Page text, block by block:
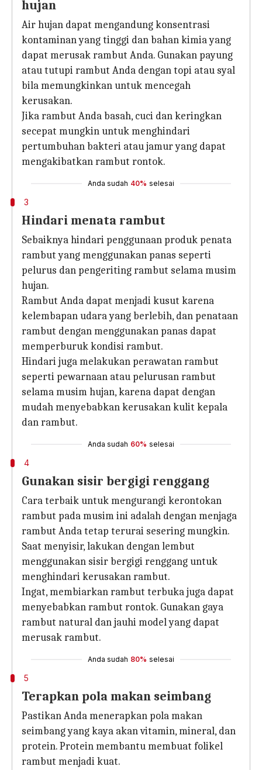
hujan
Air hujan dapat mengandung konsentrasi
kontaminan yang tinggi dan bahan kimia yang
dapat merusak rambut Anda. Gunakan payung
atau tutupi rambut Anda dengan topi atau syal
bila memungkinkan untuk mencegah
kerusakan.
Jika rambut Anda basah, cuci dan keringkan
secepat mungkin untuk menghindari
pertumbuhan bakteri atau jamur yang dapat
mengakibatkan rambut rontok.
Anda sudah 40% selesai
3
Hindari menata rambut
Sebaiknya hindari penggunaan produk penata
rambut yang menggunakan panas seperti
pelurus dan pengeriting rambut selama musim
hujan.
Rambut Anda dapat menjadi kusut karena
kelembapan udara yang berlebih, dan penataan
rambut dengan menggunakan panas dapat
memperburuk kondisi rambut.
Hindari juga melakukan perawatan rambut
seperti pewarnaan atau pelurusan rambut
selama musim hujan, karena dapat dengan
mudah menyebabkan kerusakan kulit kepala
dan rambut.
Anda sudah 60% selesai
4
Gunakan sisir bergigi renggang
Cara terbaik untuk mengurangi kerontokan
rambut pada musim ini adalah dengan menjaga
rambut Anda tetap terurai sesering mungkin.
Saat menyisir, lakukan dengan lembut
menggunakan sisir bergigi renggang untuk
menghindari kerusakan rambut.
Ingat, membiarkan rambut terbuka juga dapat
menyebabkan rambut rontok. Gunakan gaya
rambut natural dan jauhi model yang dapat
merusak rambut.
Anda sudah 80% selesai
5
Terapkan pola makan seimbang
Pastikan Anda menerapkan pola makan
seimbang yang kaya akan vitamin, mineral, dan
protein. Protein membantu membuat folikel
rambut menjadi kuat.